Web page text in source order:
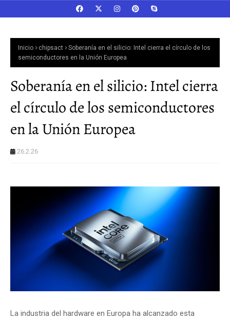
Inicio chipsact
Soberanía en el silicio: Intel cierra el círculo de los
semiconductores en la Unión Europea
Soberanía en el silicio: Intel cierra
el círculo de los semiconductores
en la Unión Europea
26.2.26
La industria del hardware en Europa ha alcanzado esta